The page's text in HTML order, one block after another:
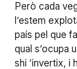
Però cada
l’estem
país pel que
qual s’ocupa
shi ’invertix, i